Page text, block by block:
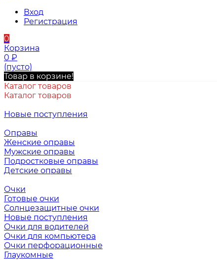
Вход
Регистрация
0
Корзина
0 ₽
(пусто)
Товар в корзине!
Каталог товаров
Каталог товаров
Новые поступления
Оправы
Женские оправы
Мужские оправы
Подростковые оправы
Детские оправы
Очки
Готовые очки
Солнцезащитные очки
Новые поступления
Очки для водителей
Очки для компьютера
Очки перфорационные
Глаукомные